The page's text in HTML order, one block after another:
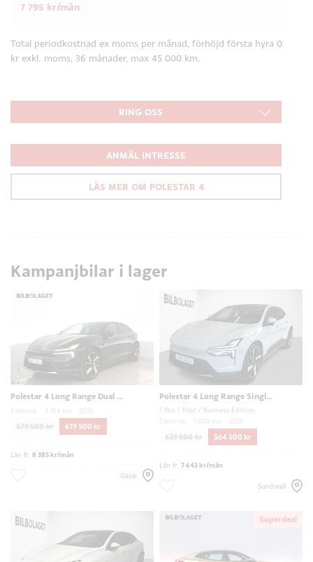
7 795 kr/mån
Total periodkostnad ex moms per månad, förhöjd första hyra 0
kr exkl. moms, 36 månader, max 45 000 km.
RING OSS
ANMÄL INTRESSE
LÄS MER OM POLESTAR 4
Kampanjbilar i lager
Polestar 4 Long Range Dual Motor
Elektrisk 2 104 mil
679 500 kr 619 500 kr
Lån fr. 8 385 kr/mån
Gävle
Polestar 4 Long Range Single Motor
/ Plus / Pilot / Business Edition
Elektrisk
1 500 mil
629 800 kr 564 500 kr
Lån fr. 7 643 kr/mån
Sundsvall
Superdeal